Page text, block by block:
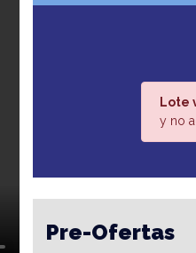
Lote
y no
Pre-Ofertas